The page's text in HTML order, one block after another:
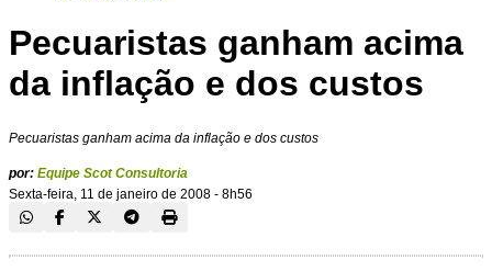
Pecuaristas ganham acima
da inflação e dos custos
Pecuaristas ganham acima da inflação e dos custos
por: Equipe Scot Consultoria
Sexta-feira, 11 de janeiro de 2008 - 8h56